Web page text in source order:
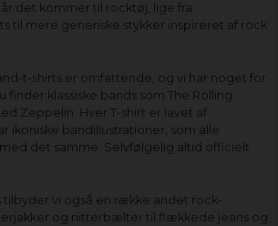
det kommer til rocktøj, lige fra
til mere generiske stykker inspireret af rock
t-shirts er omfattende, og vi har noget for
finder klassiske bands som The Rolling
Zeppelin. Hver T-shirt er lavet af
ikoniske bandillustrationer, som alle
det samme. Selvfølgelig altid officielt
tilbyder vi også en række andet rock-
og nitterbælter til flækkede jeans og